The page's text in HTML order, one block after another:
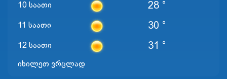
10 საათი 28 °
11 საათი 30 °
12 საათი 31 °
იხილეთ ვრცლად